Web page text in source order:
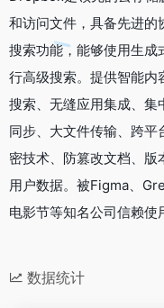
和访问文件，具备先进的
搜索功能，能够使用生成
行高级搜索。提供智能内
搜索、无缝应用集成、集
同步、大文件传输、跨
密技术、防篡改文档、
用户数据。被Figma、
电影节等知名公司信赖使
数据统计